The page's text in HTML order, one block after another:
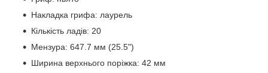
Накладка грифа: лаурель
Кількість ладів: 20
Мензура: 647.7 мм (25.5")
Ширина верхнього поріжка: 42 мм